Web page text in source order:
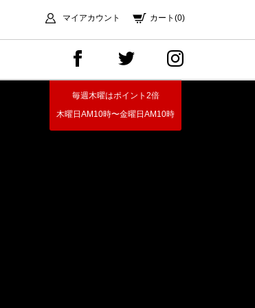
マイアカウント カート(0)
毎週木曜はポイント2倍
木曜日AM10時〜金曜日AM10時